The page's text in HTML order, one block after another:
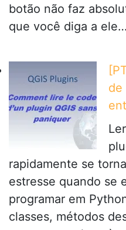
botão não faz
que você diga a ele…
de
rapidamente se
estresse quando se
programar em
classes, métodos